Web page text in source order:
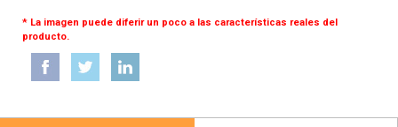
* La imagen puede diferir un poco a las características reales del
producto.